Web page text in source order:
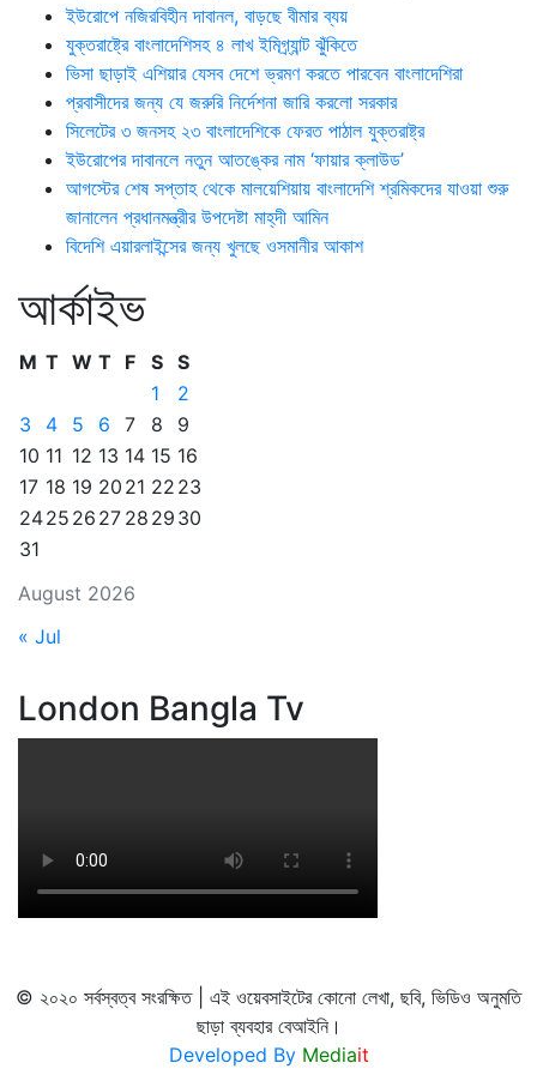
ইউরোপে নজিরবিহীন দাবানল, বাড়ছে বীমার ব্যয়
যুক্তরাষ্ট্রে বাংলাদেশিসহ ৪ লাখ ইমিগ্র্যান্ট ঝুঁকিতে
ভিসা ছাড়াই এশিয়ার যেসব দেশে ভ্রমণ করতে পারবেন বাংলাদেশিরা
প্রবাসীদের জন্য যে জরুরি নির্দেশনা জারি করলো সরকার
সিলেটের ৩ জনসহ ২৩ বাংলাদেশিকে ফেরত পাঠাল যুক্তরাষ্ট্র
ইউরোপের দাবানলে নতুন আতঙ্কের নাম ‘ফায়ার ক্লাউড’
আগস্টের শেষ সপ্তাহ থেকে মালয়েশিয়ায় বাংলাদেশি শ্রমিকদের যাওয়া শুরু
জানালেন প্রধানমন্ত্রীর উপদেষ্টা মাহ্‌দী আমিন
বিদেশি এয়ারলাইন্সের জন্য খুলছে ওসমানীর আকাশ
আর্কাইভ
August 2026
M T W T F S S
1
2
3
4 5 6 7 8
9
10 11 12 13 14 15 16
17 18 19 20 21 22 23
2425 26 27 28 29 30
31
« Jul
London Bangla Tv
© ২০২০ সর্বস্বত্ব সংরক্ষিত | এই ওয়েবসাইটের কোনো লেখা, ছবি, ভিডিও অনুমতি
ছাড়া ব্যবহার বেআইনি।
Developed By Mediait